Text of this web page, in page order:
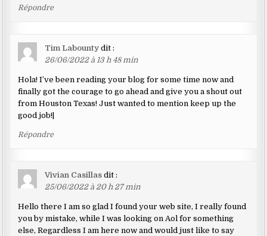
Répondre
Tim Labounty dit :
26/06/2022 à 13 h 48 min
Hola! I’ve been reading your blog for some time now and
finally got the courage to go ahead and give you a shout out
from Houston Texas! Just wanted to mention keep up the
good job!|
Répondre
Vivian Casillas dit :
25/06/2022 à 20 h 27 min
Hello there I am so glad I found your web site, I really found
you by mistake, while I was looking on Aol for something
else, Regardless I am here now and would just like to say